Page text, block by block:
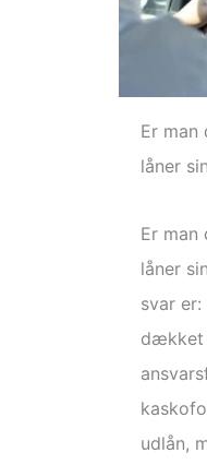
Er
låner
Er
låner
svar
dækket
udlån,